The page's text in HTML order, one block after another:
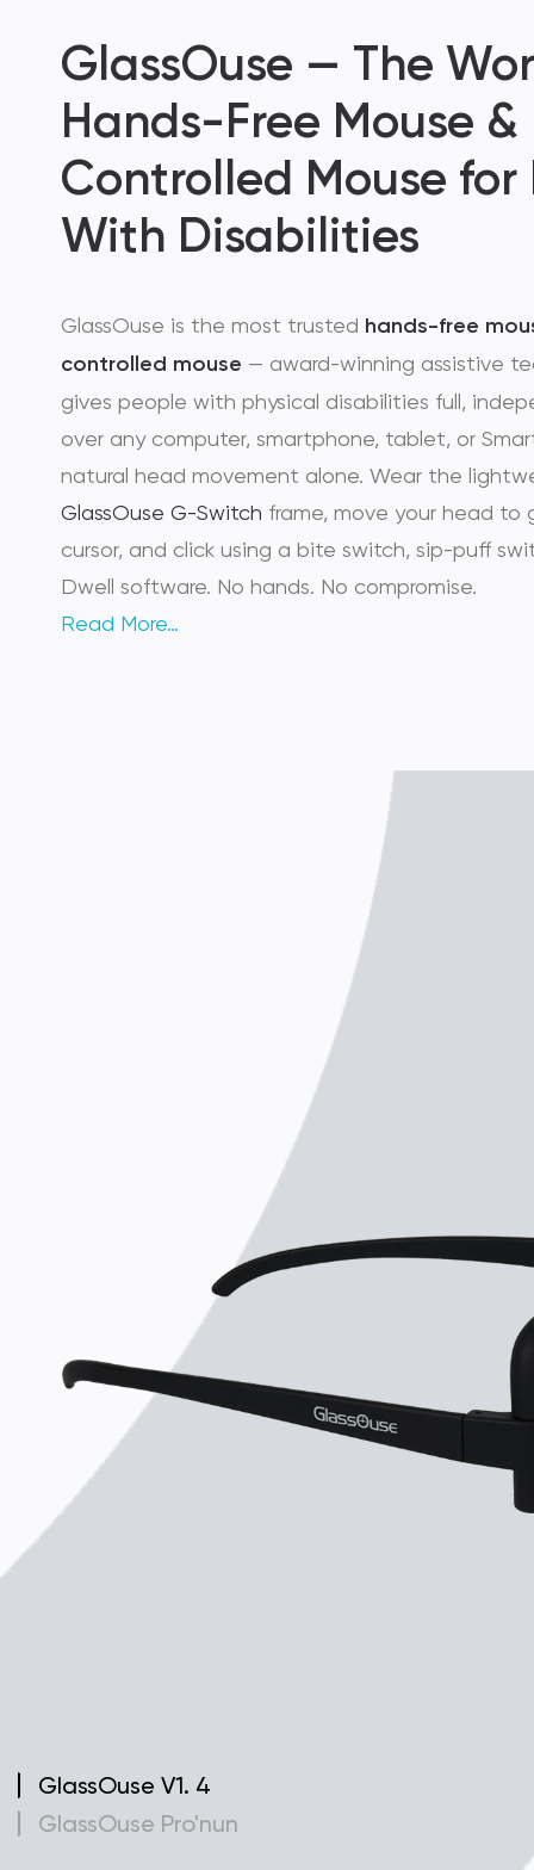
GlassOuse — The
Hands-Free Mouse
Controlled Mouse for
With Disabilities
GlassOuse is the most trusted hands-free
controlled mouse — award-winning assistive
gives people with physical disabilities full,
over any computer, smartphone, tablet, or
natural head movement alone. Wear the
GlassOuse G-Switch frame, move your head to
cursor, and click using a bite switch, sip-puff
Dwell software. No hands. No compromise.
Read More…
GlassOuse V1. 4
GlassOuse Pro'nun